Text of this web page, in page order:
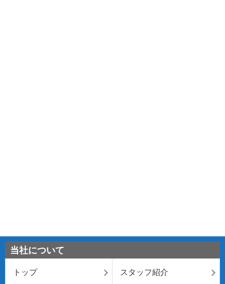
当社について
トップ スタッフ紹介